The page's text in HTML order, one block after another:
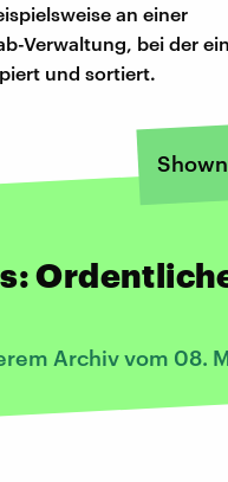
an einer
Verwaltung, bei der
und sortiert.
Archiv vom 08.